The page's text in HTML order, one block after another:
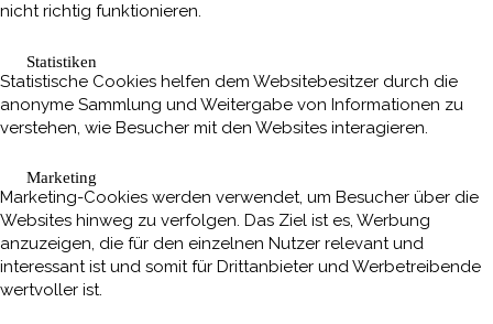
nicht richtig funktionieren.
Statistiken
Statistische Cookies helfen dem Websitebesitzer durch die
anonyme Sammlung und Weitergabe von Informationen zu
verstehen, wie Besucher mit den Websites interagieren.
Marketing
Marketing-Cookies werden verwendet, um Besucher über die
Websites hinweg zu verfolgen. Das Ziel ist es, Werbung
anzuzeigen, die für den einzelnen Nutzer relevant und
interessant ist und somit für Drittanbieter und Werbetreibende
wertvoller ist.